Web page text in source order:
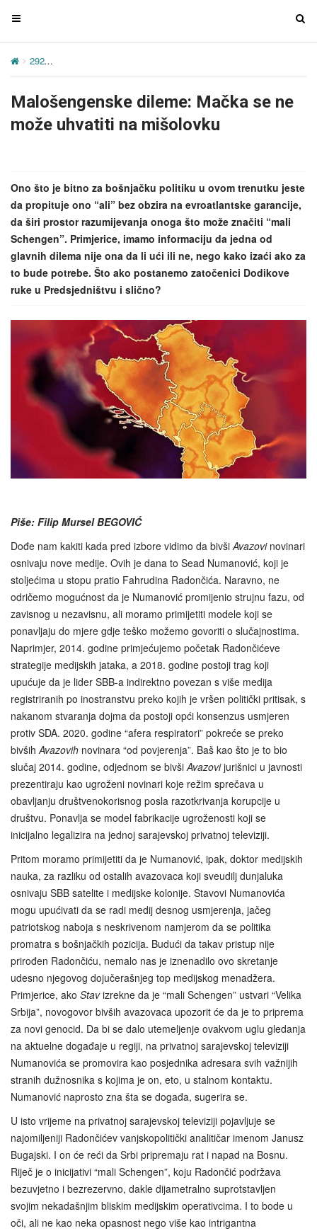
T
g
e
n
g
a
t
i
o
n
T
g
a
o
292
Malošengenske dileme: Mačka se ne
može uhvatiti na mišolovku
Ono što je bitno za bošnjačku politiku u ovom trenutku jeste
da propituje ono “ali” bez obzira na evroatlantske garancije,
da širi prostor razumijevanja onoga što može značiti “mali
Schengen”. Primjerice, imamo informaciju da jedna od
glavnih dilema nije ona da li ući ili ne, nego kako izaći ako za
to bude potrebe. Što ako postanemo zatočenici Dodikove
ruke u Predsjedništvu i slično?
Piše: Filip Mursel BEGOVIĆ
Dođe nam kakiti kada pred izbore vidimo da bivšiAvazovinovinari
osnivaju nove medije. Ovih je dana to Sead Numanović, koji je
stoljećima u stopu pratio Fahrudina Radončića. Naravno, ne
odričemo mogućnost da je Numanović promijenio strujnu fazu, od
zavisnog u nezavisnu, ali moramo primijetiti modele koji se
ponavljaju do mjere gdje teško možemo govoriti o slučajnostima.
Naprimjer, 2014. godine primjećujemo početak Radončićeve
strategije medijskih jataka, a 2018. godine postoji trag koji
upućuje da je lider SBB-a indirektno povezan s više medija
registriranih po inostranstvu preko kojih je vršen politički pritisak, s
nakanom stvaranja dojma da postoji opći konsenzus usmjeren
protiv SDA. 2020. godine “afera respiratori” pokreće se preko
bivšihAvazovih novinara “od povjerenja”. Baš kao što je to bio
slučaj 2014. godine, odjednom se bivšiAvazovijurišnici u javnosti
prezentiraju kao ugroženi novinari koje režim sprečava u
obavljanju društvenokorisnog posla razotkrivanja korupcije u
društvu. Ponavlja se model fabrikacije ugroženosti koji se
inicijalno legalizira na jednoj sarajevskoj privatnoj televiziji.
Pritom moramo primijetiti da je Numanović, ipak, doktor medijskih
nauka, za razliku od ostalih avazovaca koji sveudilj dunjaluka
osnivaju SBB satelite i medijske kolonije. Stavovi Numanovića
mogu upućivati da se radi medij desnog usmjerenja, jačeg
patriotskog naboja s neskrivenom namjerom da se politika
promatra s bošnjačkih pozicija. Budući da takav pristup nije
prirođen Radončiću, nemalo nas je iznenadilo ovo skretanje
udesno njegovog dojučerašnjeg top medijskog menadžera.
Primjerice, ako Stavizrekne da je “mali Schengen” ustvari “Velika
Srbija”, novogovor bivših avazovaca upozorit će da je to priprema
za novi genocid. Da bi se dalo utemeljenje ovakvom uglu gledanja
na aktuelne događaje u regiji, na privatnoj sarajevskoj televiziji
Numanovića se promovira kao posjednika adresara svih važnijih
stranih dužnosnika s kojima je on, eto, u stalnom kontaktu.
Numanović naprosto zna šta se događa, sugerira se.
U isto vrijeme na privatnoj sarajevskoj televiziji pojavljuje se
najomiljeniji Radončićev vanjskopolitički analitičar imenom Janusz
Bugajski. I on će reći da Srbi pripremaju rat i napad na Bosnu.
Riječ je o inicijativi “mali Schengen”, koju Radončić podržava
bezuvjetno i bezrezervno, dakle dijametralno suprotstavljen
svojim nekadašnjim bliskim medijskim operativcima. I to bode u
oči, ali ne kao neka opasnost nego više kao intrigantna